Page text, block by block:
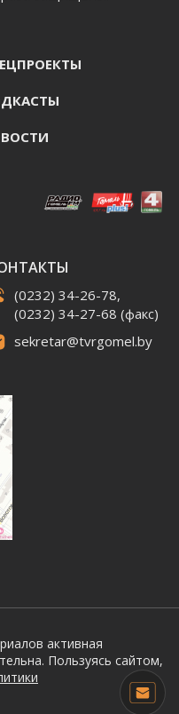
(0232) 34-26-78,
(0232) 34-27-68 (факс)
sekretar@tvrgomel.by
активная
Пользуясь сайтом,